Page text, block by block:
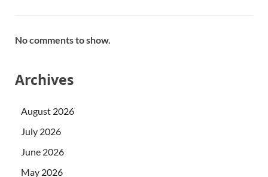
No comments to show.
Archives
August 2026
July 2026
June 2026
May 2026